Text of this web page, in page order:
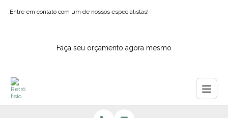
Entre em contato com um de nossos especialistas!
Faça seu orçamento agora mesmo